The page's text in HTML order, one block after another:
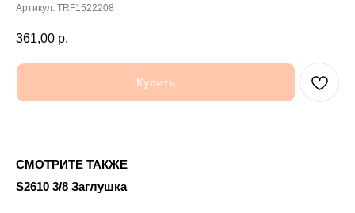
Артикул: TRF1522208
361,00 р.
Купить
СМОТРИТЕ ТАКЖЕ
S2610 3/8 Заглушка